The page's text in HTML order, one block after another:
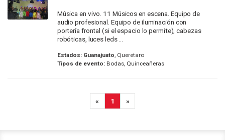
Música en vivo. 11 Músicos en escena. Equipo de
audio profesional. Equipo de iluminación con
portería frontal (si el espacio lo permite), cabezas
robóticas, luces leds ...
Estados: Guanajuato, Queretaro
Tipos de evento:Bodas, Quinceañeras
« 1 »